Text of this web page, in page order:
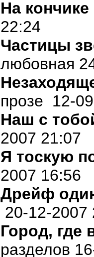
На кончике
22:24
Частицы
любовная
прозе 12-
Наш с
2007 21:07
Я тоскую
2007 16:56
Дрейф
20-12-2007
Город, где
разделов